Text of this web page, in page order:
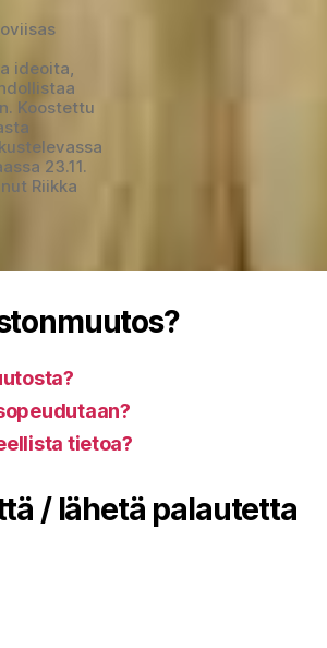
ideoita,
Koostettu
23.11.
Riikka
tietoa?
/ lähetä palautetta